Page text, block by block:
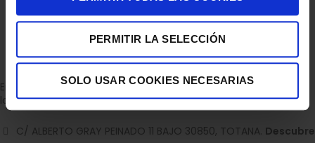
PERMITIR LA SELECCIÓN
SOLO USAR COOKIES NECESARIAS
Empresa dedicada a la venta de accesorios para el hogar con
la experiencia de 36 años.
C/ ALBERTO GRAY PEINADO 11 BAJO 30850, TOTANA. Descubre